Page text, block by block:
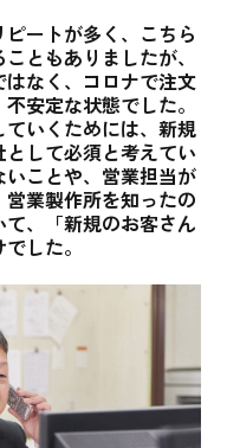
ートが多く、こちら
ともありましたが、
なく、コロナで注文
安定な状態でした。
いくためには、新規
して必須と考えてい
ことや、営業担当が
業製作所を知ったの
、「新規のお客さん
した。